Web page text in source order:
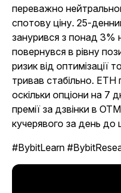
переважно
спотову ціну. 25-
занурився з понад 3%
повернувся в рівну
ризик від оптимізації
тривав стабільно. ETH
оскільки опціони на 7
премії за дзвінки в
кучерявого за день до
#BybitLearn